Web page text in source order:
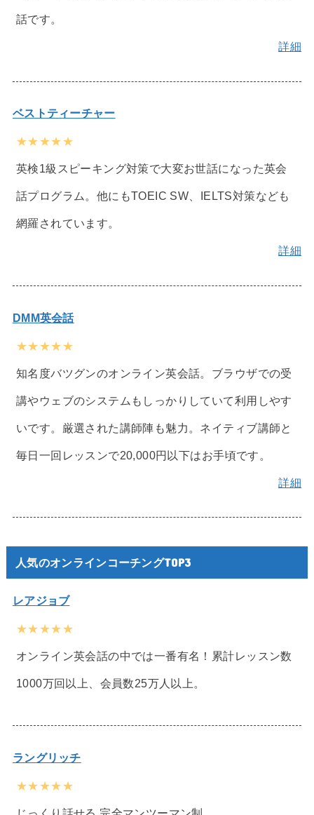
話です。
詳細
ベストティーチャー
★★★★★
英検1級スピーキング対策で大変お世話になった英会
話プログラム。他にもTOEIC SW、IELTS対策なども
網羅されています。
詳細
DMM英会話
★★★★★
知名度バツグンのオンライン英会話。ブラウザでの受
講やウェブのシステムもしっかりしていて利用しやす
いです。厳選された講師陣も魅力。ネイティブ講師と
毎日一回レッスンで20,000円以下はお手頃です。
詳細
人気のオンラインコーチングTOP3
レアジョブ
★★★★★
オンライン英会話の中では一番有名！累計レッスン数
1000万回以上、会員数25万人以上。
ラングリッチ
★★★★★